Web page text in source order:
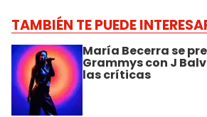
TAMBIÉN TE PUEDE
María Becerra se
Grammys con J
las críticas